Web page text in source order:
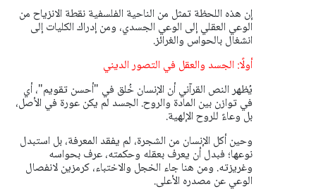
إن هذه اللحظة تمثل من الناحية الفلسفية نقطة الانزياح من
الوعي العقلي إلى الوعي الجسدي، ومن إدراك الكليات إلى
انشغال بالحواس والغرائز.
أولًا: الجسد والعقل في التصور الديني
يُظهر النص القرآني أن الإنسان خُلق في "أحسن تقويم"، أي
في توازن بين المادة والروح. الجسد لم يكن عورة في الأصل،
بل وعاءً للروح الإلهية.
وحين أكل الإنسان من الشجرة، لم يفقد المعرفة، بل استبدل
نوعها؛ فبدل أن يعرف بعقله وحكمته، عرف بحواسه
وغريزته. ومن هنا جاء الخجل والاختباء، كرمزين لانفصال
الوعي عن مصدره الأعلى.